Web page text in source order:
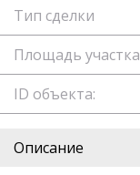
Тип сделки
Площадь участка
ID объекта:
Описание